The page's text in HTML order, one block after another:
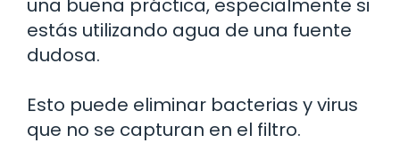
una buena práctica, especialmente si
estás utilizando agua de una fuente
dudosa.
Esto puede eliminar bacterias y virus
que no se capturan en el filtro.